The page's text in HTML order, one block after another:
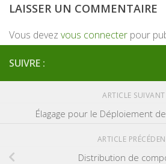
LAISSER UN COMMENTAIRE
Vous devez vous connecter pour
SUIVRE :
ARTICLE SUIVANT
Élagage pour le Déploiement
ARTICLE
Distribution de